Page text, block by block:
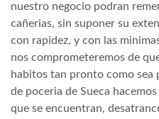
nuestro negocio podran
cañerias, sin suponer su
con rapidez, y con las
nos comprometeremos de
habitos tan pronto como sea
de poceria de Sueca
que se encuentran,